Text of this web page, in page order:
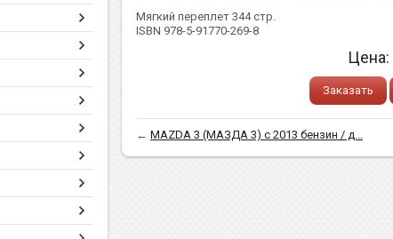
Мягкий переплет 344 стр.
ISBN 978-5-91770-269-8
Цена:
Заказать
← MAZDA 3 (МАЗДА 3) с 2013 бензин / д...